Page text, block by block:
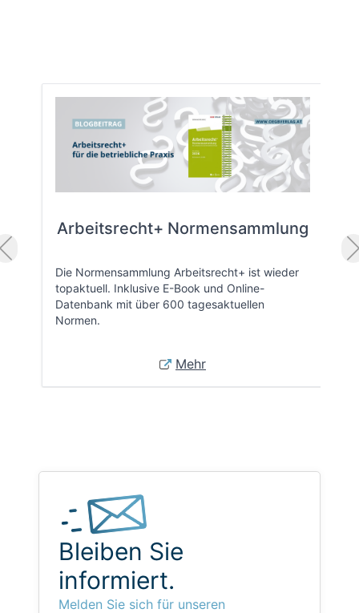
Arbeitsrecht+ Normensammlung
Die Normensammlung Arbeitsrecht+ ist wieder
topaktuell. Inklusive E-Book und Online-
Datenbank mit über 600 tagesaktuellen
Normen.
Mehr
Bleiben Sie
informiert.
Melden Sie sich für unseren